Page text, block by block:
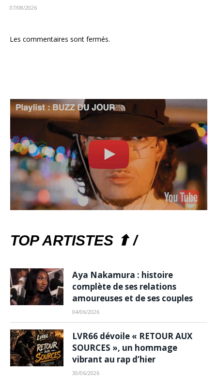
07/08/2026
Les commentaires sont fermés.
TOP ARTISTES ⬆ /
Aya Nakamura : histoire
complète de ses relations
amoureuses et de ses couples
04/06/2026
LVR66 dévoile « RETOUR AUX
SOURCES », un hommage
vibrant au rap d’hier
30/06/2026